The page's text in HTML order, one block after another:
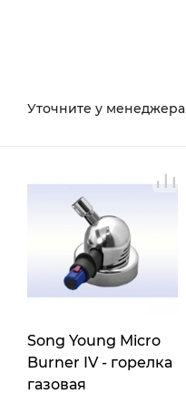
Уточните у менеджера
Song Young Micro
Burner IV - горелка
газовая